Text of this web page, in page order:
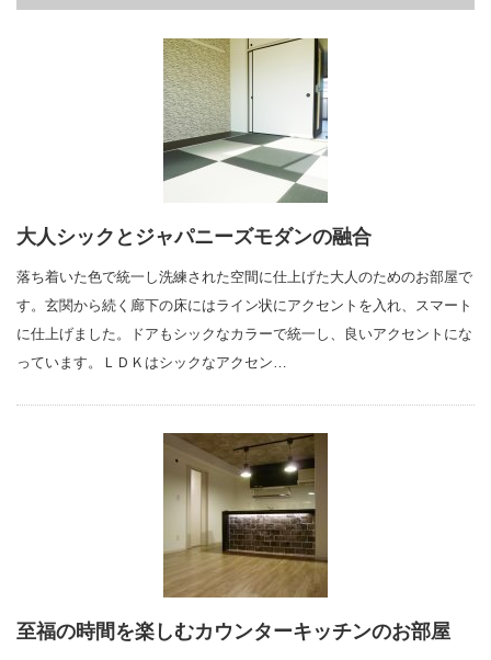
大人シックとジャパニーズモダンの融合
落ち着いた色で統一し洗練された空間に仕上げた大人のためのお部屋で
す。玄関から続く廊下の床にはライン状にアクセントを入れ、スマート
に仕上げました。ドアもシックなカラーで統一し、良いアクセントにな
っています。ＬＤＫはシックなアクセン…
至福の時間を楽しむカウンターキッチンのお部屋